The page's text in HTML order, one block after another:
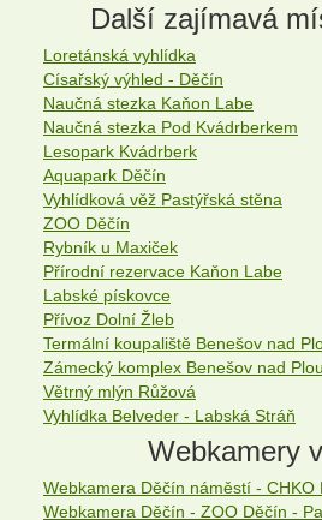
Další zajímavá
Loretánská vyhlídka
Císařský výhled - Děčín
Naučná stezka Kaňon Labe
Naučná stezka Pod Kvádrberkem
Lesopark Kvádrberk
Aquapark Děčín
Vyhlídková věž Pastýřská stěna
ZOO Děčín
Rybník u Maxiček
Přírodní rezervace Kaňon Labe
Labské pískovce
Přívoz Dolní Žleb
Termální koupaliště Benešov nad
Zámecký komplex Benešov nad
Větrný mlýn Růžová
Vyhlídka Belveder - Labská Stráň
Webkamery
Webkamera Děčín náměstí - CHKO
Webkamera Děčín - ZOO Děčín -